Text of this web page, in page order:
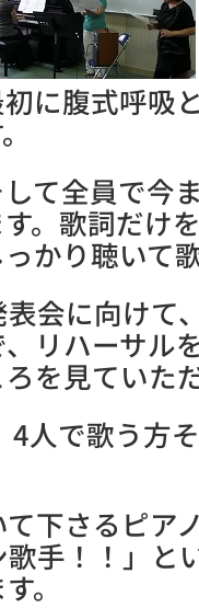
に腹式呼吸
て全員で今
す。歌詞だけ
っかり聴いて
会に向けて
リハーサル
を見ていた
4人で歌う方
下さるピア
歌手！！」と
。